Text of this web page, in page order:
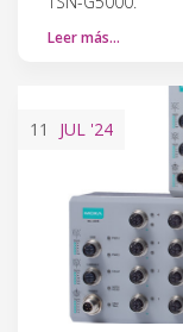
Leer más…
11 JUL '24